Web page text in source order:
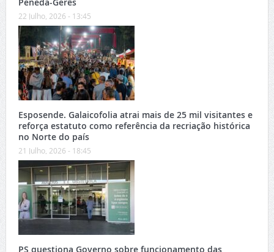
22 Julho, 2026 - 13:45
Esposende. Galaicofolia atrai mais de 25 mil visitantes e
reforça estatuto como referência da recriação histórica
no Norte do país
21 Julho, 2026 - 18:45
PS questiona Governo sobre funcionamento das